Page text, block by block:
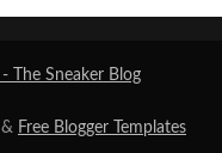
The Sneaker Blog
& Free Blogger Templates